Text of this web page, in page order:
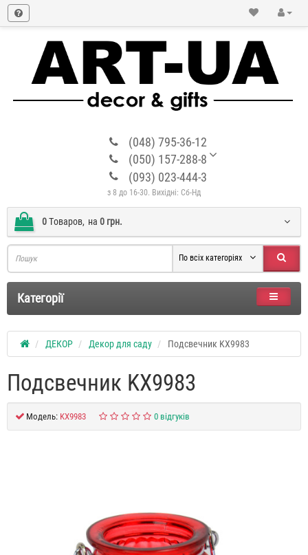
(048) 795-36-12
(050) 157-288-8
(093) 023-444-3
з 8 до 16-30. Вихідні: Сб-Нд
0Tоваров, на 0 грн.
По всіх категоріях
Категорії
ДЕКОР Декор для саду Подсвечник KX9983
Подсвечник KX9983
Модель: KX9983 0 відгуків